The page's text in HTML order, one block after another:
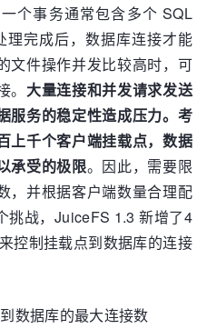
个事务通常包含多个 SQL
理完成后，数据库连接才能
文件操作并发比较高时，可
大量连接和并发请求发送
服务的稳定性造成压力。考
上千个客户端挂载点，数据
承受的极限。因此，需要限
，并根据客户端数量合理配
挑战，JuiceFS 1.3 新增了4
控制挂载点到数据库的连接
数据库的最大连接数